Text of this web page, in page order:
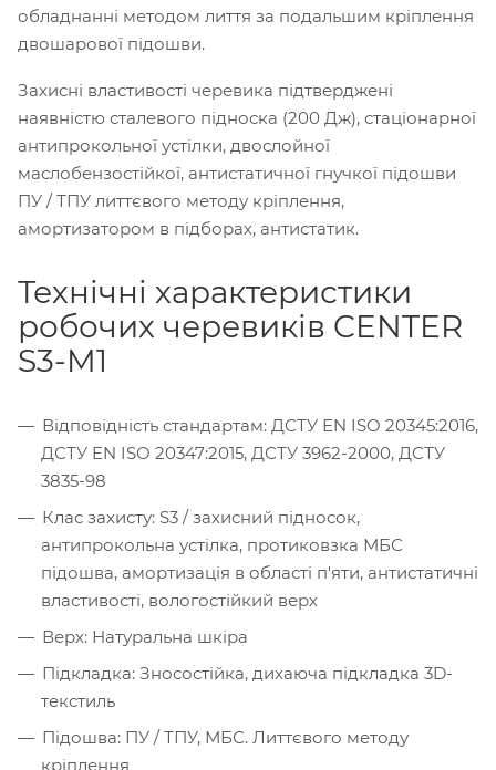
обладнанні методом лиття за подальшим кріплення
двошарової підошви.
Захисні властивості черевика підтверджені
наявністю сталевого підноска (200 Дж), стаціонарної
антипрокольної устілки, двослойної
маслобензостійкої, антистатичної гнучкої підошви
ПУ / ТПУ литтєвого методу кріплення,
амортизатором в підборах, антистатик.
Технічні характеристики
робочих черевиків CENTER
S3-M1
Відповідність стандартам: ДСТУ EN ISO 20345:2016,
ДСТУ EN ISO 20347:2015, ДСТУ 3962-2000, ДСТУ
3835-98
Клас захисту: S3 / захисний підносок,
антипрокольна устілка, протиковзка МБС
підошва, амортизація в області п'яти, антистатичні
властивості, вологостійкий верх
Верх: Натуральна шкіра
Підкладка: Зносостійка, дихаюча підкладка 3D-
текстиль
Підошва: ПУ / ТПУ, МБС. Литтєвого методу
кріплення